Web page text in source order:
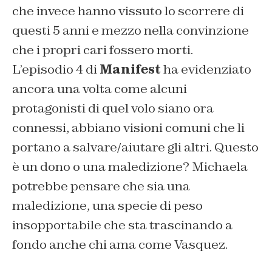
che invece hanno vissuto lo scorrere di
questi 5 anni e mezzo nella convinzione
che i propri cari fossero morti.
L’episodio 4 diManifestha evidenziato
ancora una volta come alcuni
protagonisti di quel volo siano ora
connessi, abbiano visioni comuni che li
portano a salvare/aiutare gli altri. Questo
è un dono o una maledizione? Michaela
potrebbe pensare che sia una
maledizione, una specie di peso
insopportabile che sta trascinando a
fondo anche chi ama come Vasquez.